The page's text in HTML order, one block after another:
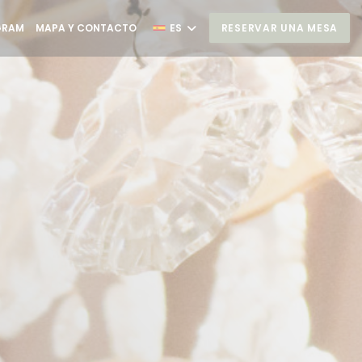
UNA NUEVA VENTANA))
((ABRE EN UNA NUEVA VENTANA))
MAPA Y CONTACTO ES RESERVAR UNA MESA